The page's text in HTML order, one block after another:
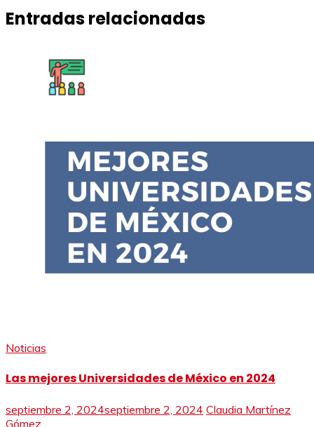
Entradas relacionadas
Noticias
Las mejores Universidades de México en 2024
septiembre 2, 2024septiembre 2, 2024 Claudia Martínez
Gómez